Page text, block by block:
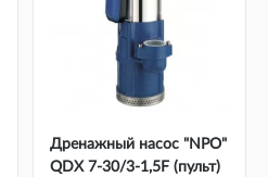
Дренажный насос "NPO"
QDX 7-30/3-1,5F (пульт)